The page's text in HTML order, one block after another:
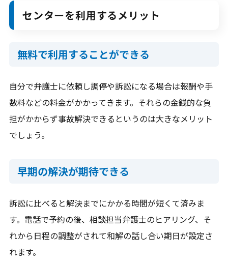
センターを利用するメリット
無料で利用することができる
自分で弁護士に依頼し調停や訴訟になる場合は報酬や手
数料などの料金がかかってきます。それらの金銭的な負
担がかからず事故解決できるというのは大きなメリット
でしょう。
早期の解決が期待できる
訴訟に比べると解決までにかかる時間が短くて済みま
す。電話で予約の後、相談担当弁護士のヒアリング、そ
れから日程の調整がされて和解の話し合い期日が設定さ
れます。